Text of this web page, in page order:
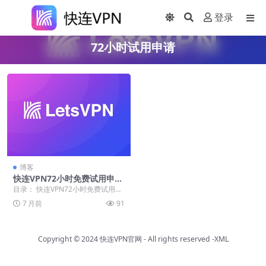
登录
72小时试用申请
博客
快连VPN72小时免费试用申请
价值与取消流程详解
目录： 快连VPN72小时免费试用申
请的独特价值 如何成功申请快连VP
N免费试用...
7 月前 91
Copyright © 2024快连VPN官网 - All rights reserved -XML